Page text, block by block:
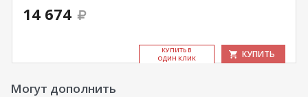
14 674
КУ­ПИТЬ В
ОДИН КЛИК
КУПИТЬ
Могут дополнить